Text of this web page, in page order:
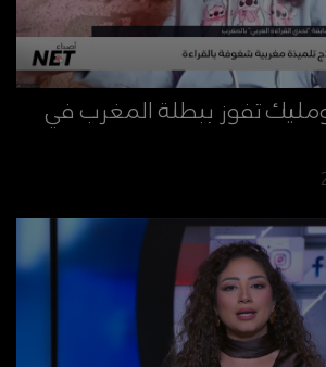
تفوز ببطلة المغرب في